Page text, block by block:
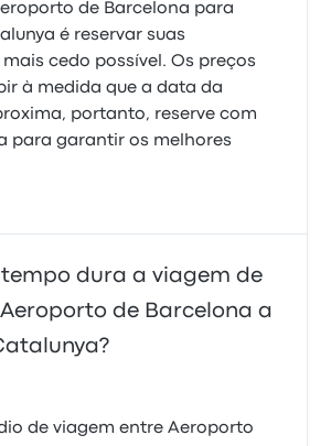
de Barcelona para
é reservar suas
cedo possível. Os preços
à medida que a data da
portanto, reserve com
para garantir os melhores
dura a viagem de
de Barcelona a
de viagem entre Aeroporto